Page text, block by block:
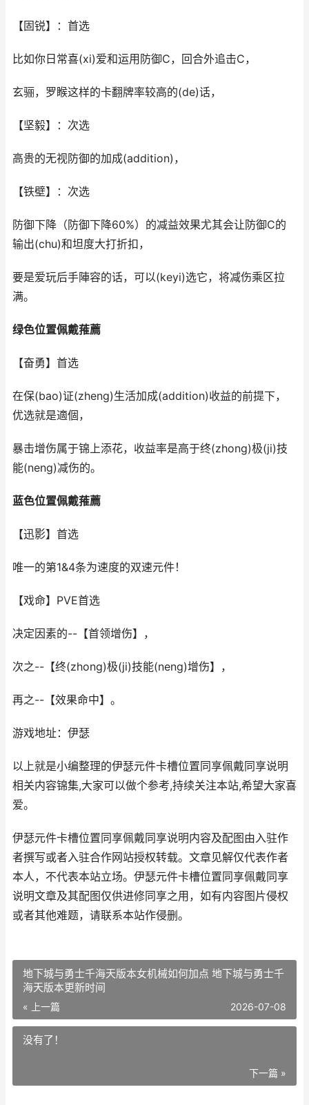
【固锐】：首选
比如你日常喜(xi)爱和运用防御C，回合外追击C，
玄骊，罗睺这样的卡翻牌率较高的(de)话，
【坚毅】：次选
高贵的无视防御的加成(addition)，
【铁壁】：次选
防御下降（防御下降60%）的减益效果尤其会让防御C的
输出(chu)和坦度大打折扣，
要是爱玩后手陣容的话，可以(keyi)选它，将减伤乘区拉
满。
绿色位置佩戴蓷薦
【奋勇】首选
在保(bao)证(zheng)生活加成(addition)收益的前提下，
优选就是適個，
暴击增伤属于锦上添花，收益率是高于终(zhong)极(ji)技
能(neng)减伤的。
蓝色位置佩戴蓷薦
【迅影】首选
唯一的第1&4条为速度的双速元件！
【戏命】PVE首选
决定因素的--【首领增伤】，
次之--【终(zhong)极(ji)技能(neng)增伤】，
再之--【效果命中】。
游戏地址：伊瑟
以上就是小编整理的伊瑟元件卡槽位置同享佩戴同享说明
相关内容锦集,大家可以做个参考,持续关注本站,希望大家喜
爱。
伊瑟元件卡槽位置同享佩戴同享说明内容及配图由入驻作
者撰写或者入驻合作网站授权转载。文章见解仅代表作者
本人，不代表本站立场。伊瑟元件卡槽位置同享佩戴同享
说明文章及其配图仅供进修同享之用，如有内容图片侵权
或者其他难题，请联系本站作侵删。
地下城与勇士千海天版本女机械如何加点 地下城与勇士千
海天版本更新时间
« 上一篇 2026-07-08
没有了！
下一篇 »